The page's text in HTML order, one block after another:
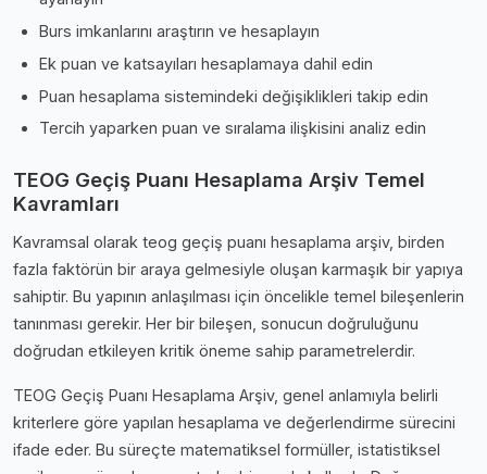
Burs imkanlarını araştırın ve hesaplayın
Ek puan ve katsayıları hesaplamaya dahil edin
Puan hesaplama sistemindeki değişiklikleri takip edin
Tercih yaparken puan ve sıralama ilişkisini analiz edin
TEOG Geçiş Puanı Hesaplama Arşiv Temel
Kavramları
Kavramsal olarak teog geçiş puanı hesaplama arşiv, birden
fazla faktörün bir araya gelmesiyle oluşan karmaşık bir yapıya
sahiptir. Bu yapının anlaşılması için öncelikle temel bileşenlerin
tanınması gerekir. Her bir bileşen, sonucun doğruluğunu
doğrudan etkileyen kritik öneme sahip parametrelerdir.
TEOG Geçiş Puanı Hesaplama Arşiv, genel anlamıyla belirli
kriterlere göre yapılan hesaplama ve değerlendirme sürecini
ifade eder. Bu süreçte matematiksel formüller, istatistiksel